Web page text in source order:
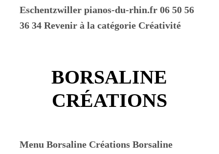
Eschentzwiller pianos-du-rhin.fr 06 50 56
36 34 Revenir à la catégorie Créativité
BORSALINE
CRÉATIONS
Menu Borsaline Créations Borsaline